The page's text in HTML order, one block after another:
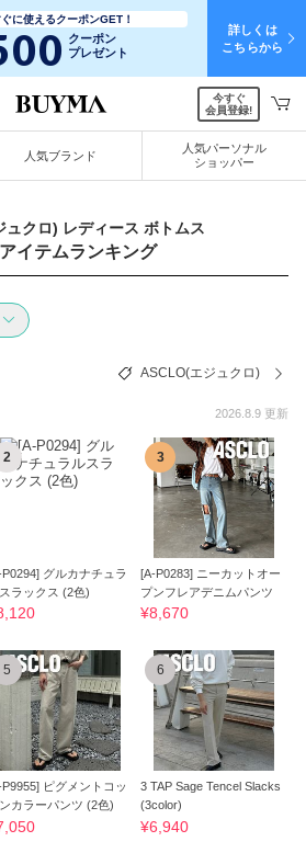
に使えるクーポンGET！
クーポン
プレゼント
詳しくは
こちらから
今すぐ
会員登録!
人気ブランド
人気パーソナル
ショッパー
ュクロ) レディース ボトムス
イテムランキング
ASCLO(エジュクロ)
2026.8.9 更新
2
グルカナチュラ
ラックス (2色)
3
[A-P0283] ニーカットオー
プンフレアデニムパンツ
¥8,670
5
P9955] ピグメントコッ
ンカラーパンツ (2色)
6
3 TAP Sage Tencel Slacks
(3color)
¥6,940